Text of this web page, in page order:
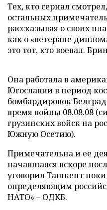
Тех, кто сериал
остальных
рассказывая о своих
как о «ветеране
это тот, кто воевал.
Она работала в
Югославии в период
бомбардировок
время войны 08.08.08
грузинских войск на
Южную Осетию).
Примечательна и ее
начавшаяся вскоре
уговорил Ташкент
определяющим
НАТО» – ОДКБ.